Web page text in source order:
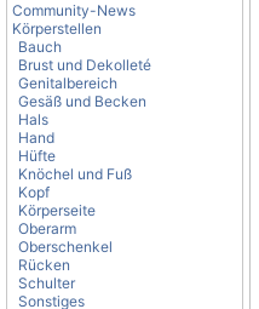
Community-News
Körperstellen
Bauch
Brust und Dekolleté
Genitalbereich
Gesäß und Becken
Hals
Hand
Hüfte
Knöchel und Fuß
Kopf
Körperseite
Oberarm
Oberschenkel
Rücken
Schulter
Sonstiges